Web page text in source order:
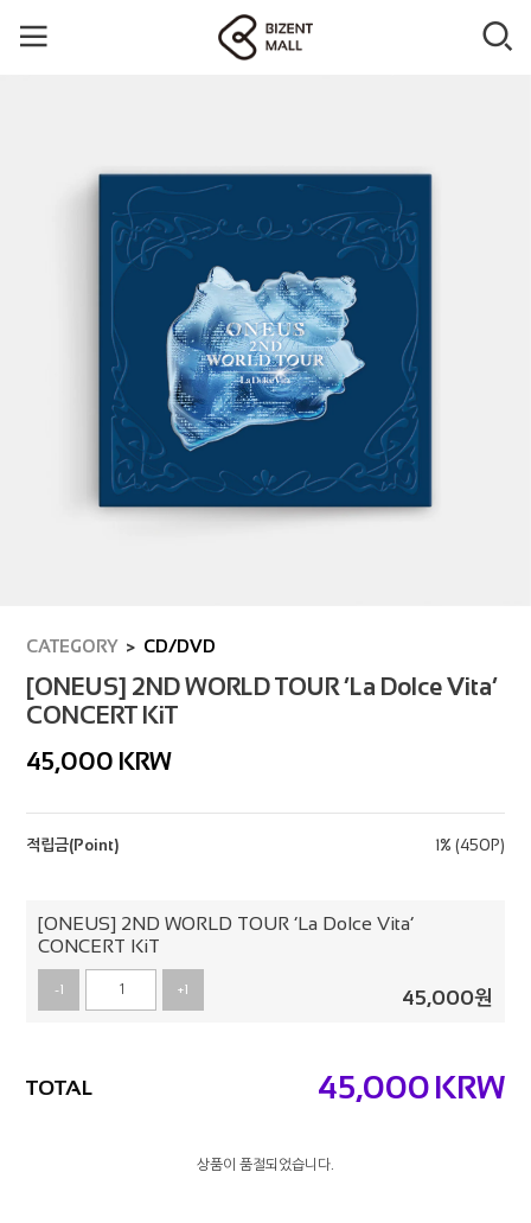
CATEGORY CD/DVD
[ONEUS] 2ND WORLD TOUR ‘La Dolce Vita’
CONCERT KiT
45,000 KRW
적립금(Point) 1% (450P)
[ONEUS] 2ND WORLD TOUR ‘La Dolce Vita’
CONCERT KiT
+1
-1 45,000원
TOTAL 45,000 KRW
상품이 품절되었습니다.